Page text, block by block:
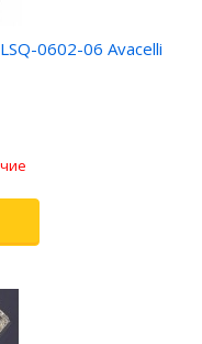
0602-06 Avacelli